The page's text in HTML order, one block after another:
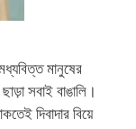
মানুষের
সবাই বাঙালি।
দিবাদার বিয়ে